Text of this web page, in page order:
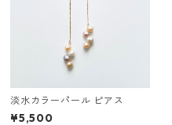
淡水カラーパール ピアス
¥5,500